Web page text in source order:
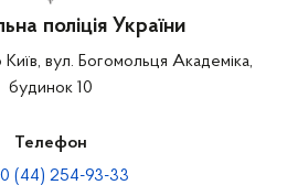
поліція України
Київ, вул. Богомольця Академіка,
будинок 10
Телефон
(44) 254-93-33